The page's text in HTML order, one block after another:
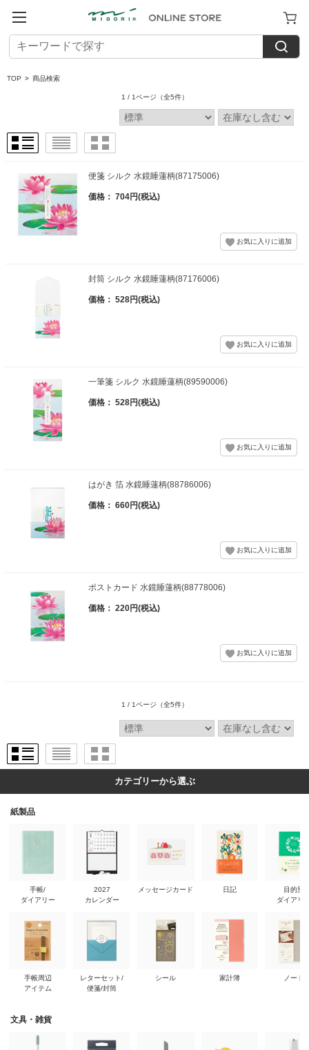
TOP > 商品検索
1 / 1ページ （全5件）
便箋 シルク 水鏡睡蓮柄(87175006)
価格： 704円(税込)
封筒 シルク 水鏡睡蓮柄(87176006)
価格： 528円(税込)
一筆箋 シルク 水鏡睡蓮柄(89590006)
価格： 528円(税込)
はがき 箔 水鏡睡蓮柄(88786006)
価格： 660円(税込)
ポストカード 水鏡睡蓮柄(88778006)
価格： 220円(税込)
1 / 1ページ （全5件）
カテゴリーから選ぶ
紙製品
手帳/
ダイアリー
手帳周辺
アイテム
2027
カレンダー
レターセット/
便箋/封筒
メッセージカード
シール
日記
家計簿
目的別
ダイアリ
ノート
文具・雑貨